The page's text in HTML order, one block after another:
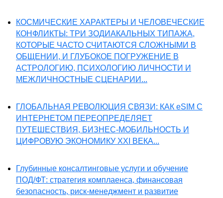
КОСМИЧЕСКИЕ ХАРАКТЕРЫ И ЧЕЛОВЕЧЕСКИЕ
КОНФЛИКТЫ: ТРИ ЗОДИАКАЛЬНЫХ ТИПАЖА,
КОТОРЫЕ ЧАСТО СЧИТАЮТСЯ СЛОЖНЫМИ В
ОБЩЕНИИ, И ГЛУБОКОЕ ПОГРУЖЕНИЕ В
АСТРОЛОГИЮ, ПСИХОЛОГИЮ ЛИЧНОСТИ И
МЕЖЛИЧНОСТНЫЕ СЦЕНАРИИ...
ГЛОБАЛЬНАЯ РЕВОЛЮЦИЯ СВЯЗИ: КАК eSIM С
ИНТЕРНЕТОМ ПЕРЕОПРЕДЕЛЯЕТ
ПУТЕШЕСТВИЯ, БИЗНЕС-МОБИЛЬНОСТЬ И
ЦИФРОВУЮ ЭКОНОМИКУ XXI ВЕКА...
Глубинные консалтинговые услуги и обучение
ПОД/ФТ: стратегия комплаенса, финансовая
безопасность, риск-менеджмент и развитие